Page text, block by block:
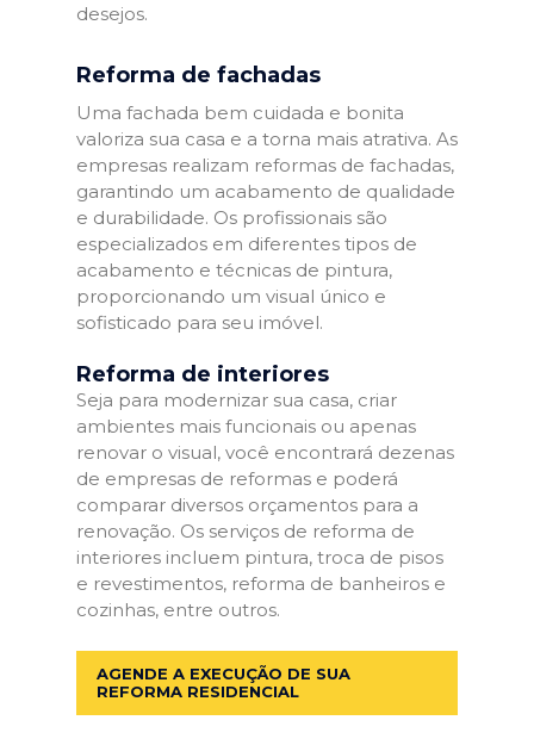
desejos.
Reforma de fachadas
Uma fachada bem cuidada e bonita
valoriza sua casa e a torna mais atrativa. As
empresas realizam reformas de fachadas,
garantindo um acabamento de qualidade
e durabilidade. Os profissionais são
especializados em diferentes tipos de
acabamento e técnicas de pintura,
proporcionando um visual único e
sofisticado para seu imóvel.
Reforma de interiores
Seja para modernizar sua casa, criar
ambientes mais funcionais ou apenas
renovar o visual, você encontrará dezenas
de empresas de reformas e poderá
comparar diversos orçamentos para a
renovação. Os serviços de reforma de
interiores incluem pintura, troca de pisos
e revestimentos, reforma de banheiros e
cozinhas, entre outros.
AGENDE A EXECUÇÃO DE SUA
REFORMA RESIDENCIAL